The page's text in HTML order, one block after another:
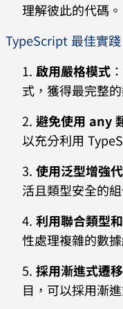
理解彼此的代碼。
TypeScript 最佳實踐
啟用嚴格模式
式，獲得最完整
避免使用 any
以充分利用
使用泛型增強
活且類型安全的組
利用聯合類型
性處理複雜的數據
採用漸進式遷
目，可以採用漸